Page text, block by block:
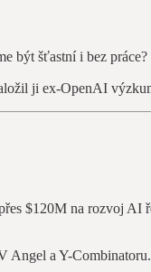
být šťastní i bez práce?
ji ex-OpenAI
$120M na rozvoj
Angel a Y-